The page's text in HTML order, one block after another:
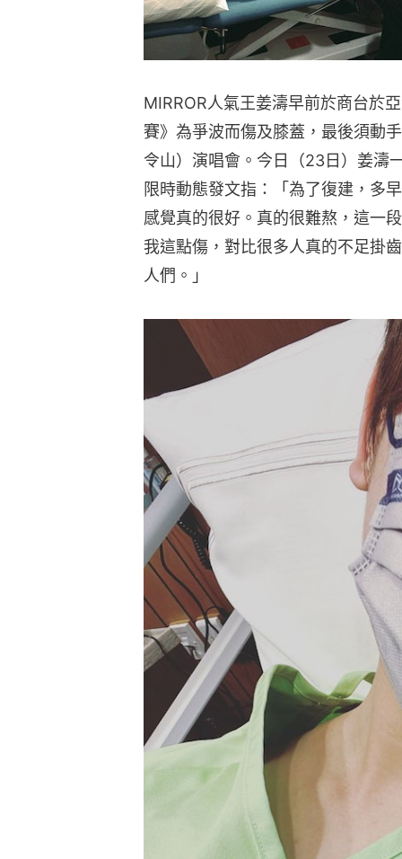
MIRROR人氣王姜濤早前於商台於
賽》為爭波而傷及膝蓋，最後須動
令山）演唱會。今日（23日）姜濤
限時動態發文指：「為了復建，多
感覺真的很好。真的很難熬，這一
我這點傷，對比很多人真的不足掛
人們。」